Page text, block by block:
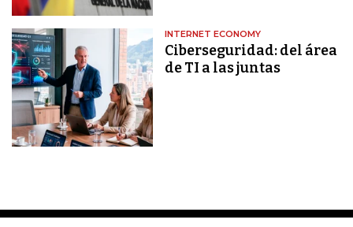
INTERNET ECONOMY
Ciberseguridad: del área
de TI a las juntas